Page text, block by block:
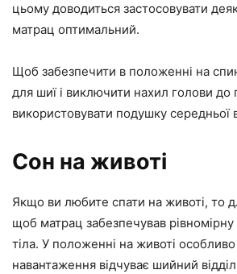
цьому доводиться застосовувати
матрац оптимальний.
Щоб забезпечити в положенні на
для шиї і виключити нахил голови до
використовувати подушку середньої
Сон на животі
Якщо ви любите спати на животі, то
щоб матрац забезпечував
тіла. У положенні на животі
навантаження відчуває шийний